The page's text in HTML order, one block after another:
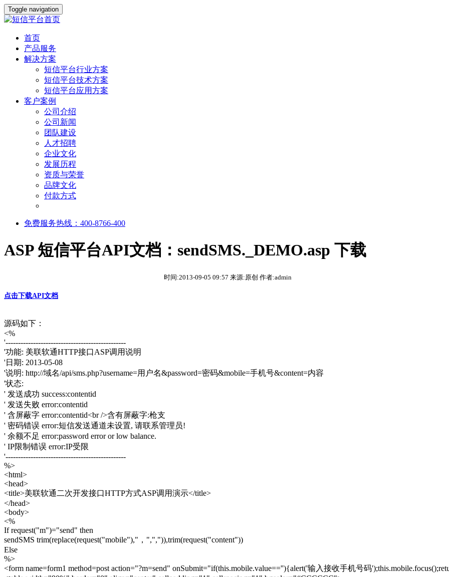
Toggle navigation
首页
产品服务
解决方案
短信平台行业方案
短信平台技术方案
短信平台应用方案
客户案例
公司介绍
公司新闻
团队建设
人才招聘
企业文化
发展历程
资质与荣誉
品牌文化
付款方式
免费服务热线：400-8766-400
ASP 短信平台API文档：sendSMS._DEMO.asp 下载
时间:2013-09-05 09:57 来源:原创 作者:admin
点击下载API文档
源码如下：
<%
'------------------------------------------------
'功能: 美联软通HTTP接口ASP调用说明
'日期: 2013-05-08
'说明: http://域名/api/sms.php?username=用户名&password=密码&mobile=手机号&content=内容
'状态:
' 发送成功 success:contentid
' 发送失败 error:contentid
' 含屏蔽字 error:contentid<br />含有屏蔽字:枪支
' 密码错误 error:短信发送通道未设置, 请联系管理员!
' 余额不足 error:password error or low balance.
' IP限制错误 error:IP受限
'------------------------------------------------
%>
<html>
<head>
<title>美联软通二次开发接口HTTP方式ASP调用演示</title>
</head>
<body>
<%
If request("m")="send" then
sendSMS trim(replace(request("mobile"),"，",",")),trim(request("content"))
Else
%>
<form name=form1 method=post action="?m=send" onSubmit="if(this.mobile.value==''){alert('输入接收手机号码